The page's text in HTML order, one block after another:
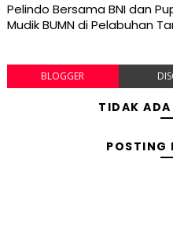
Pelindo Bersama BNI dan
Mudik BUMN di Pelabuhan
BLOGGER
TIDAK
POSTING